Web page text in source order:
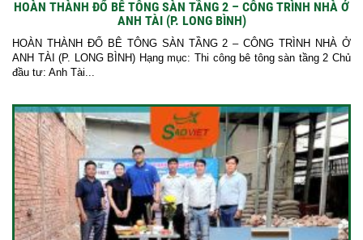
HOÀN THÀNH ĐỔ BÊ TÔNG SÀN TẦNG 2 – CÔNG TRÌNH NHÀ Ở
ANH TÀI (P. LONG BÌNH)
HOÀN THÀNH ĐỔ BÊ TÔNG SÀN TẦNG 2 – CÔNG TRÌNH NHÀ Ở
ANH TÀI (P. LONG BÌNH) Hạng mục: Thi công bê tông sàn tầng 2 Chủ
đầu tư: Anh Tài...